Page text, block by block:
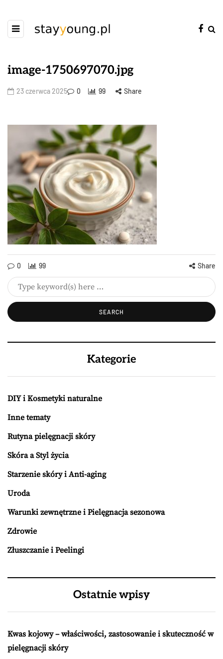
image-1750697070.jpg
23 czerwca 2025 0 99 Share
0 99 Share
Kategorie
DIY i Kosmetyki naturalne
Inne tematy
Rutyna pielęgnacji skóry
Skóra a Styl życia
Starzenie skóry i Anti-aging
Uroda
Warunki zewnętrzne i Pielęgnacja sezonowa
Zdrowie
Złuszczanie i Peelingi
Ostatnie wpisy
Kwas kojowy – właściwości, zastosowanie i skuteczność w
pielęgnacji skóry